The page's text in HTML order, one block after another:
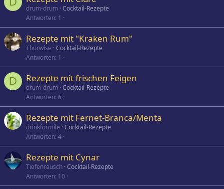
drum-drum Cocktail-Rezepte
Antworten 1
Rezepte mit "Kraken Rum"
Thorwise Cocktail-Rezepte
Antworten 1
D Rezepte mit frischen Feigen
drum-drum Cocktail-Rezepte
Antworten 6
Rezepte mit Fernet-Branca/Menta
drinkformile Cocktail-Rezepte
Antworten 4
Rezepte mit Cynar
Tiefenrausch Cocktail-Rezepte
Antworten 10